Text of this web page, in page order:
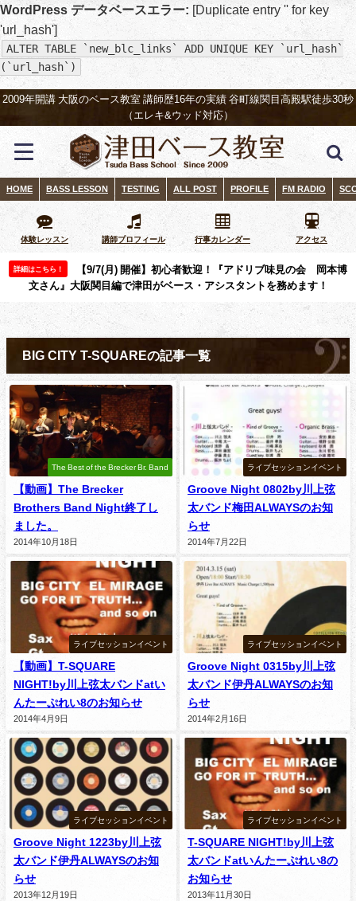
WordPress データベースエラー: [Duplicate entry '' for key
'url_hash']
ALTER TABLE `new_blc_links` ADD UNIQUE KEY `url_hash`
(`url_hash`)
2009年開講 大阪のベース教室 講師歴16年の実績 谷町線関目高殿駅徒歩30秒
（エレキ&ウッド対応）
HOME BASS LESSON TESTING ALL POST PROFILE FM RADIO
体験レッスン 講師プロフィール 行事カレンダー アクセス
詳細はこちら！
【9/7(月) 開催】初心者歓迎！『アドリブ味見の会 岡本博
文さん』大阪関目編で津田がベース・アシスタントを務めます！
BIG CITY T-SQUAREの記事一覧
The Best of the Brecker Br. Band
【動画】The Brecker
Brothers Band Night終了し
ました。
2014年10月18日
ライブセッションイベント
Groove Night 0802by川上弦
太バンド梅田ALWAYSのお知
らせ
2014年7月22日
ライブセッションイベント
【動画】T-SQUARE
NIGHT!by川上弦太バンドatい
んたーぷれい8のお知らせ
2014年4月9日
ライブセッションイベント
Groove Night 0315by川上弦
太バンド伊丹ALWAYSのお知
らせ
2014年2月16日
ライブセッションイベント
Groove Night 1223by川上弦
太バンド伊丹ALWAYSのお知
らせ
2013年12月19日
ライブセッションイベント
T-SQUARE NIGHT!by川上弦
太バンドatいんたーぷれい8の
お知らせ
2013年11月30日